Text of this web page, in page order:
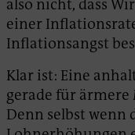
also nicht, dass
einer
Inflationsangst
Klar ist: Eine
gerade für ärmere
Denn selbst wenn